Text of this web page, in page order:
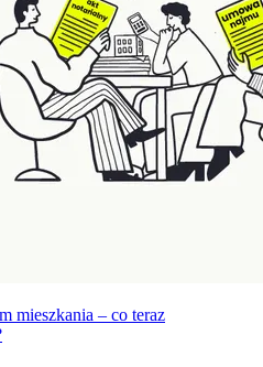
mieszkania – co teraz